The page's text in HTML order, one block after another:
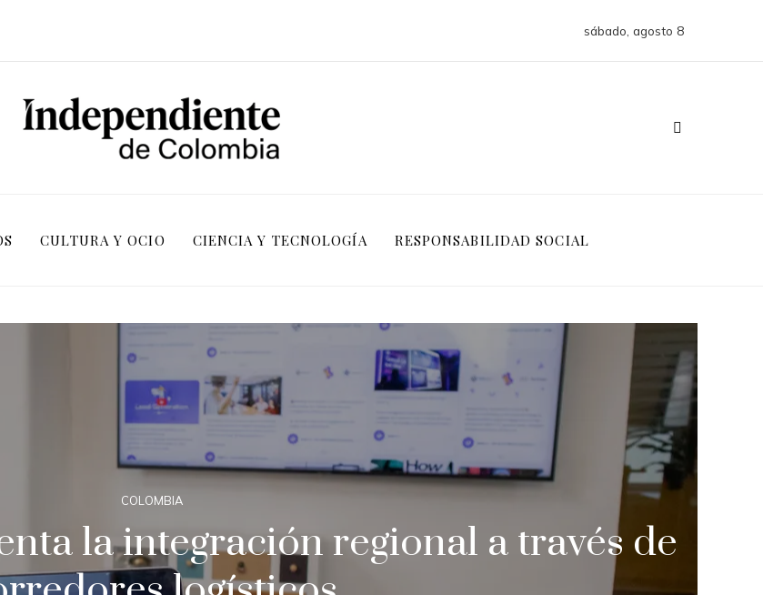
sábado, agosto 8
CULTURA Y OCIO CIENCIA Y TECNOLOGÍA RESPONSABILIDAD SOCIAL
COLOMBIA
la integración regional a través de